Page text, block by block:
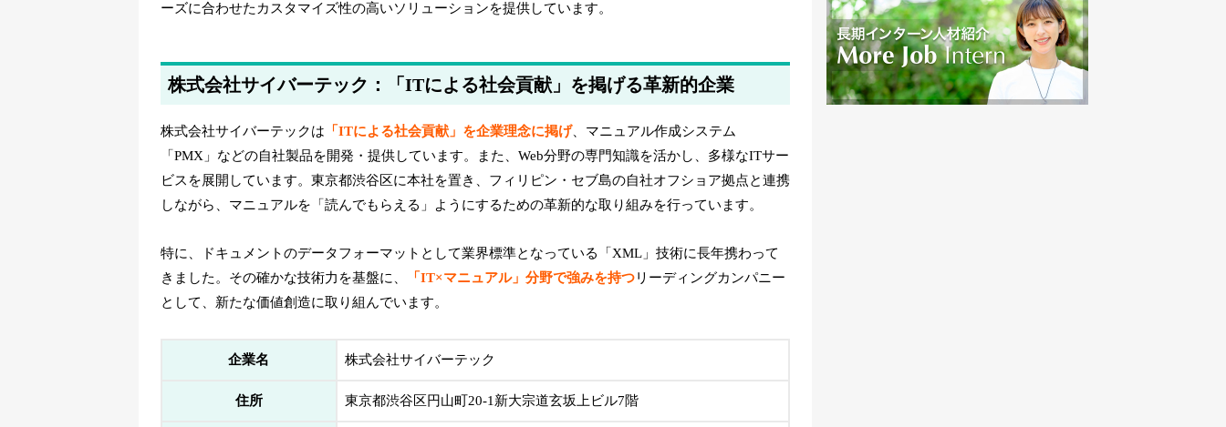
ーズに合わせたカスタマイズ性の高いソリューションを提供しています。
株式会社サイバーテック：「ITによる社会貢献」を掲げる革新的企業
株式会社サイバーテックは 「ITによる社会貢献」を企業理念に掲げ、マニュアル作成システム
「PMX」などの自社製品を開発・提供しています。また、Web分野の専門知識を活かし、多様なITサー
ビスを展開しています。東京都渋谷区に本社を置き、フィリピン・セブ島の自社オフショア拠点と連携
しながら、マニュアルを「読んでもらえる」ようにするための革新的な取り組みを行っています。
特に、ドキュメントのデータフォーマットとして業界標準となっている「XML」技術に長年携わって
きました。その確かな技術力を基盤に、
「IT×マニュアル」分野で強みを持つリーディングカンパニー
として、新たな価値創造に取り組んでいます。
企業名 株式会社サイバーテック
住所 東京都渋谷区円山町20-1新大宗道玄坂上ビル7階